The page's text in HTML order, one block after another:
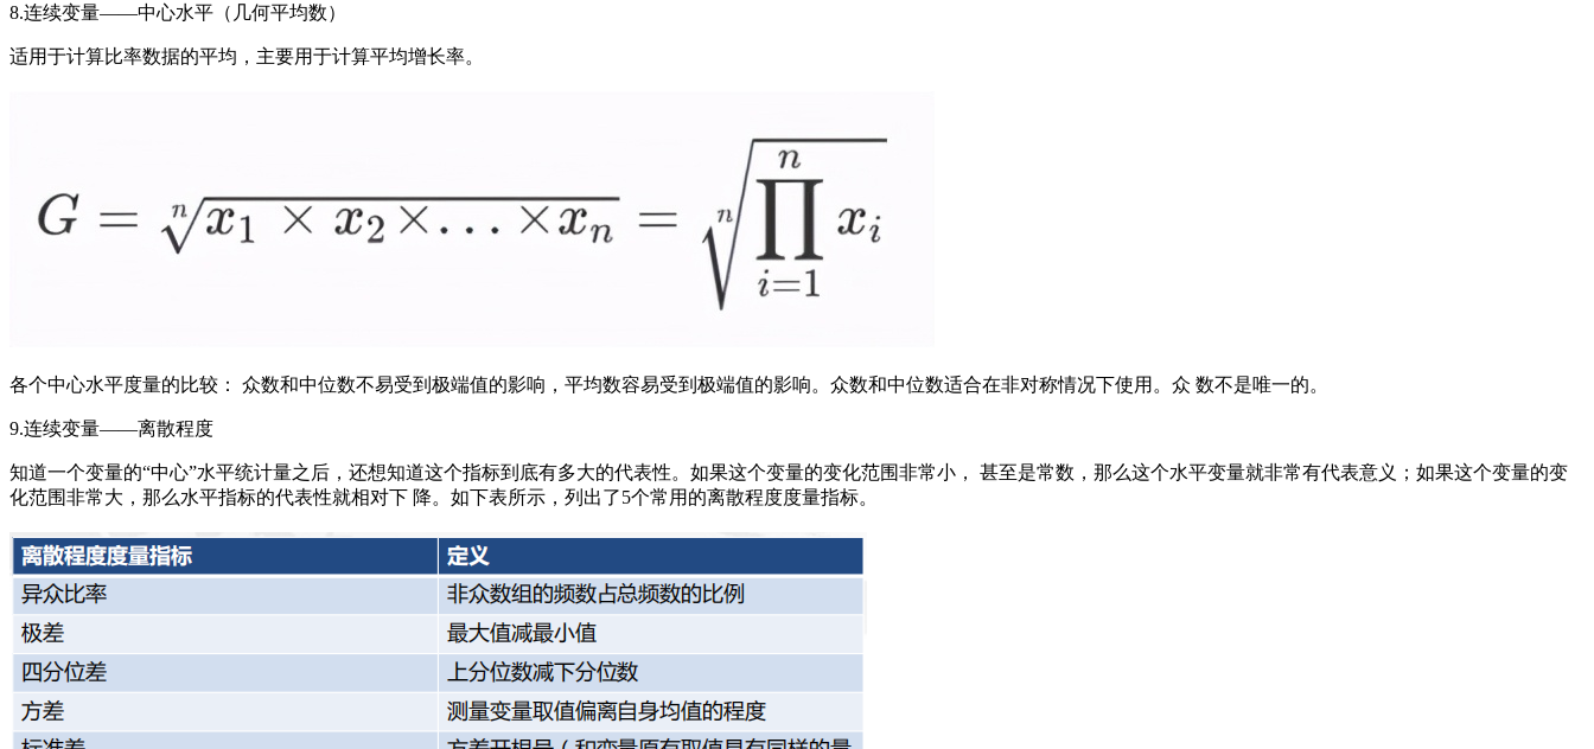
8.连续变量——中心水平（几何平均数）
适用于计算比率数据的平均，主要用于计算平均增长率。
各个中心水平度量的比较： 众数和中位数不易受到极端值的影响，平均数容易受到极端值的影响。众数和中位数适合在非对称情况下使用。众 数不是唯一的。
9.连续变量——离散程度
知道一个变量的“中心”水平统计量之后，还想知道这个指标到底有多大的代表性。如果这个变量的变化范围非常小， 甚至是常数，那么这个水平变量就非常有代表意义；如果这个变量的变
化范围非常大，那么水平指标的代表性就相对下 降。如下表所示，列出了5个常用的离散程度度量指标。